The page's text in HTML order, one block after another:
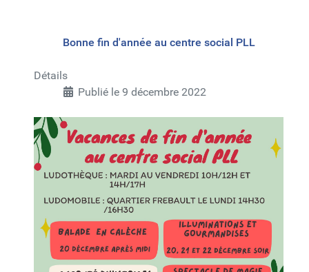
Bonne fin d'année au centre social PLL
Détails
Publié le 9 décembre 2022